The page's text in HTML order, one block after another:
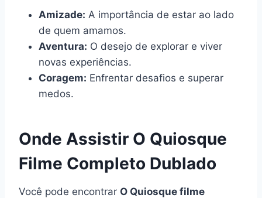
Amizade: A importância de estar ao lado
de quem amamos.
Aventura: O desejo de explorar e viver
novas experiências.
Coragem: Enfrentar desafios e superar
medos.
Onde Assistir O Quiosque
Filme Completo Dublado
Você pode encontrar O Quiosque filme